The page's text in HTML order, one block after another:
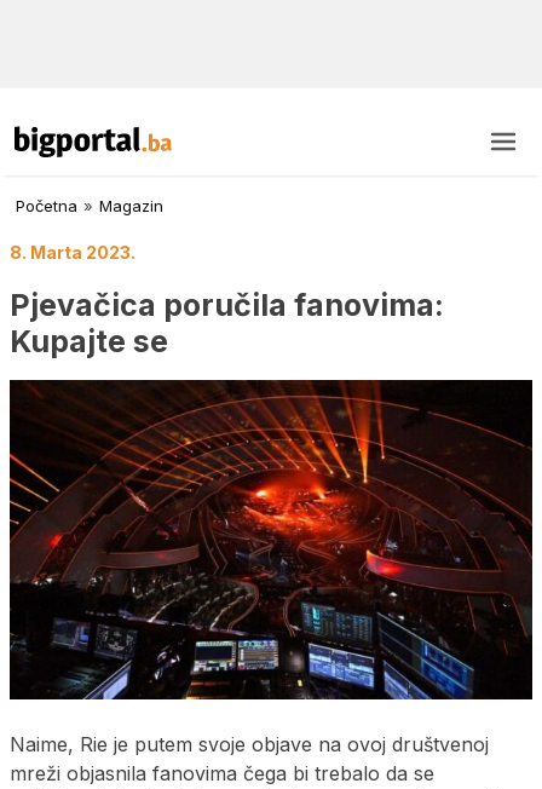
Početna » Magazin
8. Marta 2023.
Pjevačica poručila fanovima:
Kupajte se
Naime, Rie je putem svoje objave na ovoj društvenoj
mreži objasnila fanovima čega bi trebalo da se